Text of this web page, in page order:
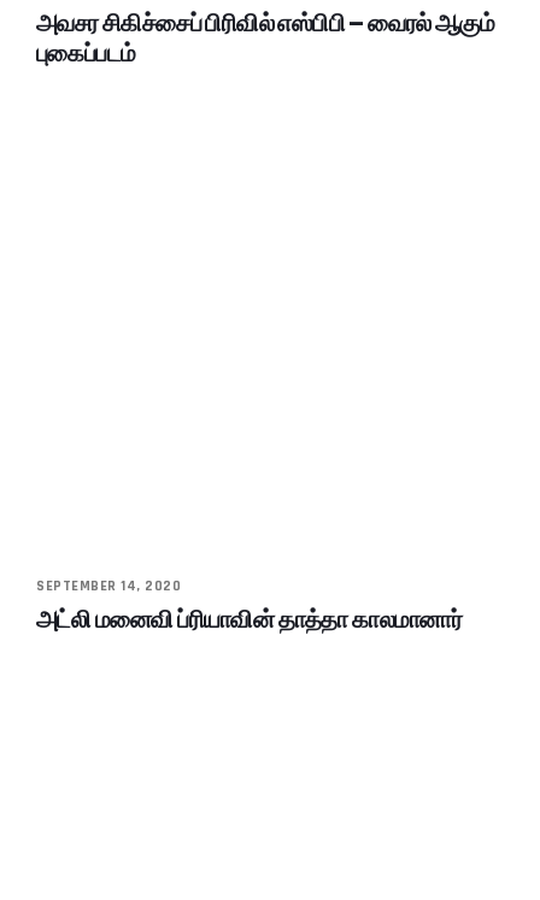
அவசர சிகிச்சைப் பிரிவில் எஸ்பிபி – வைரல் ஆகும்
புகைப்படம்
SEPTEMBER 14, 2020
அட்லி மனைவி ப்ரியாவின் தாத்தா காலமானார்